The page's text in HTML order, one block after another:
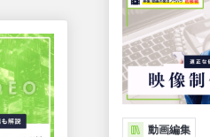
動画編集